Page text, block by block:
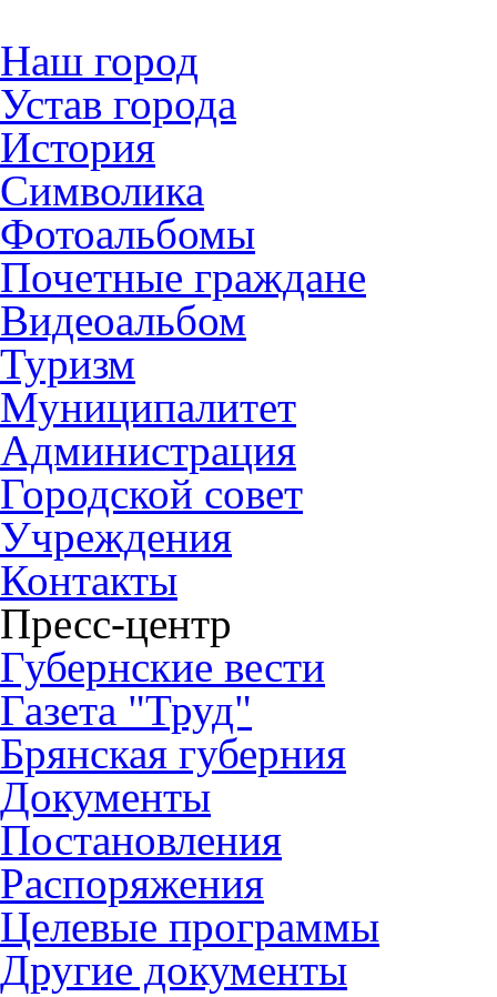
Наш город
Устав города
История
Символика
Фотоальбомы
Почетные граждане
Видеоальбом
Туризм
Муниципалитет
Администрация
Городской совет
Учреждения
Контакты
Пресс-центр
Губернские вести
Газета "Труд"
Брянская губерния
Документы
Постановления
Распоряжения
Целевые программы
Другие документы